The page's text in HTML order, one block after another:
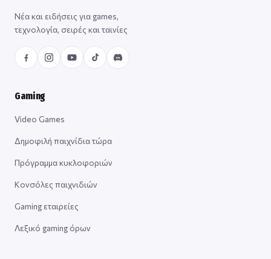
Νέα και ειδήσεις για games,
τεχνολογία, σειρές και ταινίες
Gaming
Video Games
Δημοφιλή παιχνίδια τώρα
Πρόγραμμα κυκλοφοριών
Κονσόλες παιχνιδιών
Gaming εταιρείες
Λεξικό gaming όρων